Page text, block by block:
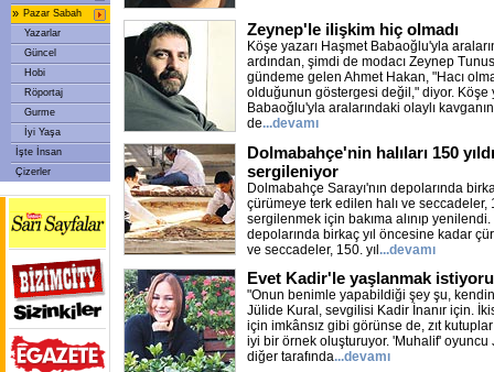
» Pazar Sabah
Yazarlar
Güncel
Hobi
Röportaj
Gurme
İyi Yaşa
İşte İnsan
Çizerler
Zeynep'le ilişkim hiç olmadı
Köşe yazarı Haşmet Babaoğlu'yla
ardından, şimdi de modacı Zeynep
gündeme gelen Ahmet Hakan, "Hacı
olduğunun göstergesi değil," diyor. Köşe
Babaoğlu'yla aralarındaki olaylı
de...devamı
Dolmabahçe'nin halıları 150
sergileniyor
Dolmabahçe Sarayı'nın depolarında
çürümeye terk edilen halı ve seccadeler,
sergilenmek için bakıma alınıp
depolarında birkaç yıl öncesine kadar
ve seccadeler, 150. yıl ...devamı
Evet Kadir'le yaşlanmak
"Onun benimle yapabildiği şey şu,
Jülide Kural, sevgilisi Kadir İnanır için.
için imkânsız gibi görünse de, zıt
iyi bir örnek oluşturuyor. 'Muhalif'
diğer tarafında...devamı